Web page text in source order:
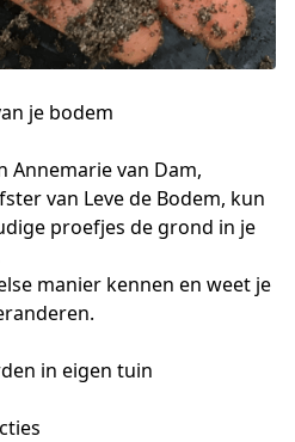
je bodem
Annemarie van Dam,
van Leve de Bodem, kun
proefjes de grond in je
manier kennen en weet je
in eigen tuin